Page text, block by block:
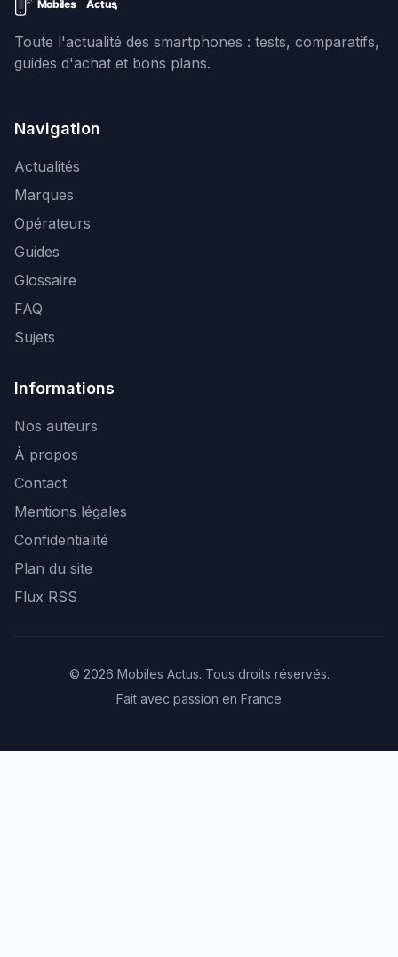
Toute l'actualité des smartphones : tests, comparatifs,
guides d'achat et bons plans.
Navigation
Actualités
Marques
Opérateurs
Guides
Glossaire
FAQ
Sujets
Informations
Nos auteurs
À propos
Contact
Mentions légales
Confidentialité
Plan du site
Flux RSS
© 2026 Mobiles Actus. Tous droits réservés.
Fait avec passion en France